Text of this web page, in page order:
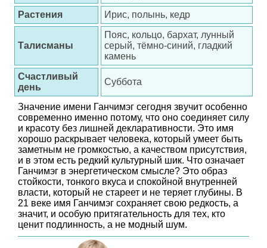
Растения
Ирис, полынь, кедр
Талисманы
Пояс, кольцо, бархат, лунный
серый, тёмно-синий, гладкий
камень
Счастливый
день
Суббота
Значение имени Ганчимэг сегодня звучит особенно
современно именно потому, что оно соединяет силу
и красоту без лишней декларативности. Это имя
хорошо раскрывает человека, который умеет быть
заметным не громкостью, а качеством присутствия,
и в этом есть редкий культурный шик. Что означает
Ганчимэг в энергетическом смысле? Это образ
стойкости, тонкого вкуса и спокойной внутренней
власти, который не стареет и не теряет глубины. В
21 веке имя Ганчимэг сохраняет свою редкость, а
значит, и особую притягательность для тех, кто
ценит подлинность, а не модный шум.